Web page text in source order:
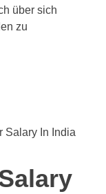
über sich
zu
Salary In India